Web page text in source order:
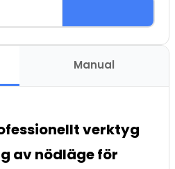
Manual
verktyg
av nödläge för